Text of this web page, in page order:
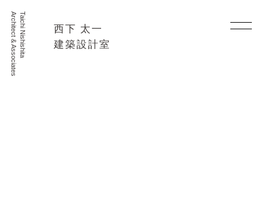
Taichi Nishishita
Architect & Associates
西下 太一
建築設計室